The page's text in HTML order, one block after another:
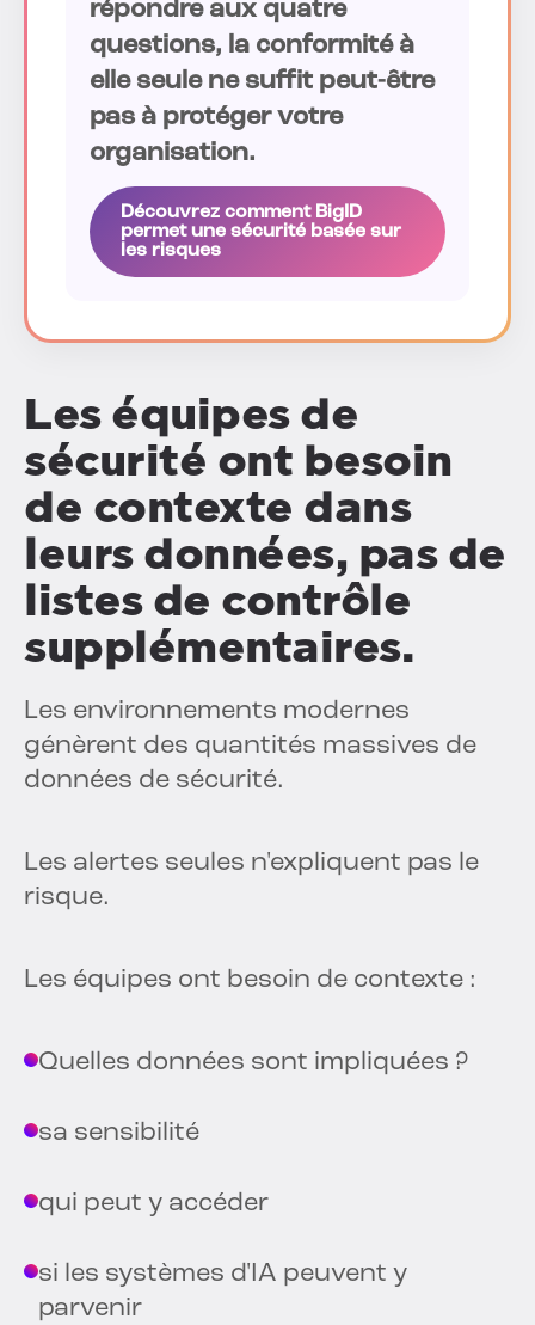
répondre aux quatre
questions, la conformité à
elle seule ne suffit peut-être
pas à protéger votre
organisation.
Découvrez comment BigID
permet une sécurité basée sur
les risques
Les équipes de
sécurité ont besoin
de contexte dans
leurs données, pas de
listes de contrôle
supplémentaires.
Les environnements modernes
génèrent des quantités massives de
données de sécurité.
Les alertes seules n'expliquent pas le
risque.
Les équipes ont besoin de contexte :
Quelles données sont impliquées ?
sa sensibilité
qui peut y accéder
si les systèmes d'IA peuvent y
parvenir